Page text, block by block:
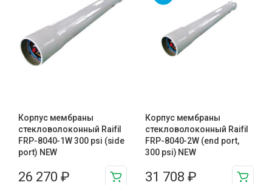
Корпус мембраны
стекловолоконный Raifil
FRP-8040-1W 300 psi (side
port) NEW
26 270 ₽
Корпус мембраны
стекловолоконный Raifil
FRP-8040-2W (end port,
300 psi) NEW
31 708 ₽